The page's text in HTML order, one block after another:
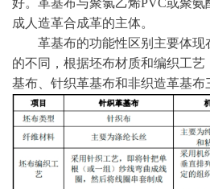
好。革基布与聚氯乙烯PVC或聚氨
成人造革合成革的主体。
革基布的功能性区别主要体
的不同，根据坯布材质和编织工
基布、针织革基布和非织造革基布